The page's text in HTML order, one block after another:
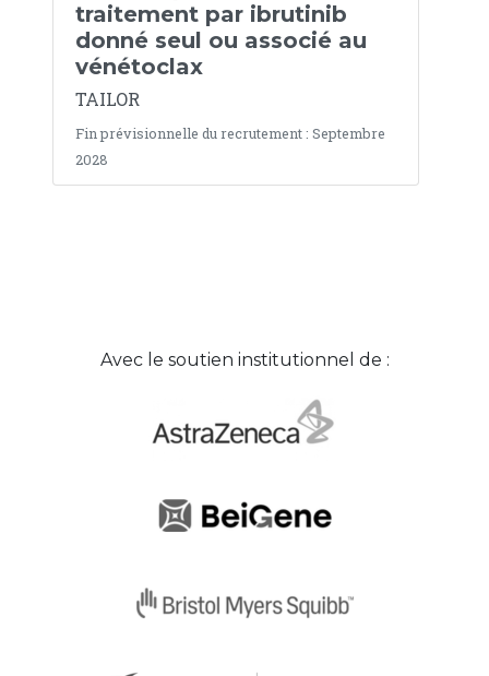
traitement par ibrutinib
donné seul ou associé au
vénétoclax
TAILOR
Fin prévisionnelle du recrutement : Septembre
2028
Avec le soutien institutionnel de :